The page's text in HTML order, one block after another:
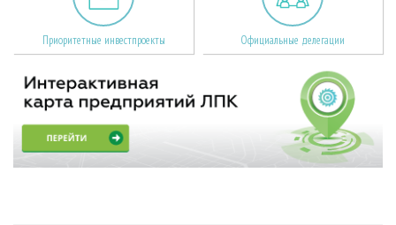
Приоритетные инвестпроекты Официальные делегации